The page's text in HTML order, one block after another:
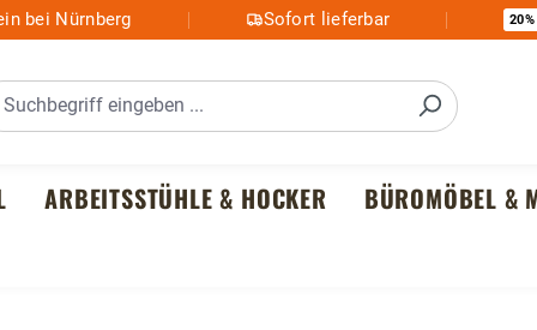
bei Nürnberg Sofort lieferbar 20%
ARBEITSSTÜHLE & HOCKER BÜROMÖBEL &